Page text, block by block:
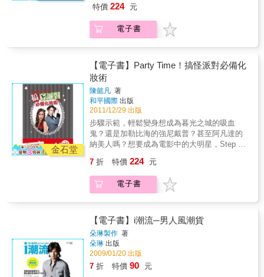
分鐘快速整髮，龐畢度髮型再掀復古風潮想急
頭髮，若有能夠快速抓頭的方法就好了？本篇
教你5分鐘快速上手的抓髮技巧，讓你輕鬆無負
擔就能頂著一頭流行又帥氣的髮型出門！改造
房─網站設計師大改造身為網站設計師，主要負
責優化網站的使用者經驗，對於網站的細節感
受極為敏銳，但對於自己的外在穿著卻絲毫不
重視。貼心的女友把握這次「優化男友」好機
會，藉由編輯巧手的造型修飾，讓宅男友成功
變身帥氣型男！時尚人物─李國毅
君都直搖頭？只要你識貨，小錢就能買好貨！4
大挖寶技巧+4種購物規畫+10樣必敗單品+10
Style╳2Look教你制霸北中南購物聖地，每月
逛街花時間？鎖定目標讓你買衣快狠準！一件
單品，這樣打造多種造型！過季品急診室！變
一下穿出流行感！搭不出新意？10種風格任
選，照著穿就型！本書特點特點1 教你用小錢
穿出超質感根據調查，20-35歲男性多數認為，
用3000元上下的預算，完成一套穿搭最為划
算。所以，本書要以「少少預算，發揮最大價
值」的核心概念，挑戰不可能的任務，教你如
何花小錢自我改造！特點2 從整理、規劃到照
顧，編輯不藏私，通通報你知 買衣服不只要買
櫃，為自己自己列出一份真正用得上的買衣清
單，買回家再教你最簡單有效率的收納方法，
早上出門再也不用找衣服找半天！特點3 編輯
大錢」是一種迷思，近來全球經濟動盪，「不
景氣時尚」當道，如何買、哪裡買、花多少成
為更多人關心的重點，本書除了教你便宜掏寶
的事前規劃、注意事項外，更走出理論，實地
走訪知名商圈，告訴你「這樣買，才省！」特
特價 224 元
電子書
金石堂
【電子書】Party Time！搞怪派對必備化
妝術
陳懿凡 著
和平國際 出版
2011/12/29 出版
步驟示範，輕鬆變身想成為暮光之城的吸血
鬼？還是加勒比海的強尼戴普？甚至阿凡達的
納美人嗎？想要成為電影中的大明星，Step By
巧小撇步想要有名模般瘦長的鵝蛋臉型嗎？還
是喜歡豐滿圓潤的雙頰呢？小凡老師小撇步讓
你/妳不必再努力減肥或增胖，馬上就能輕鬆擁
真的境界嗎？跟著一起做，你/妳也可以是特殊
化妝師！本書特色※為想要在生日會、派對、
尾牙、同人誌聚會等場合，讓自己、小孩、朋
友擁有超酷創意扮裝的你/妳，所量身打造的特
殊化妝教戰手冊。※教學訴求簡單易學、花費
不多但效果獨特有趣，即使完全沒有化妝經驗
7 折 特價 224 元
電子書
【電子書】i潮流─男人風潮貨
朵琳製作 著
朵琳 出版
2009/01/20 出版
7 折 特價 90 元